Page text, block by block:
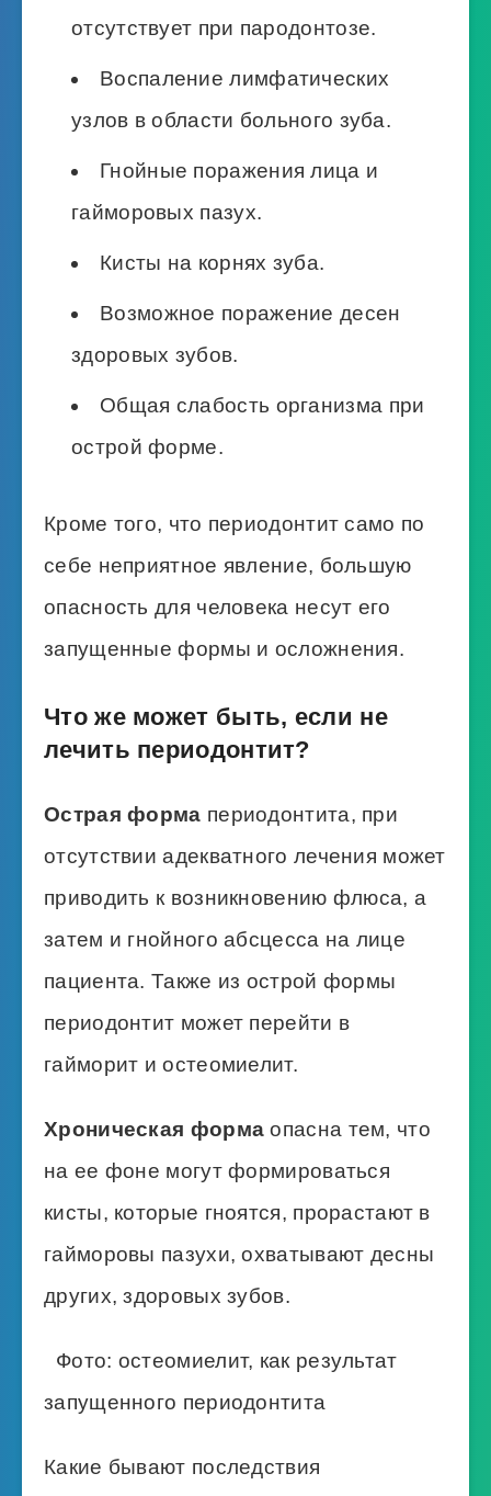
отсутствует при пародонтозе.
Воспаление лимфатических
узлов в области больного зуба.
Гнойные поражения лица и
гайморовых пазух.
Кисты на корнях зуба.
Возможное поражение десен
здоровых зубов.
Общая слабость организма при
острой форме.
Кроме того, что периодонтит само по
себе неприятное явление, большую
опасность для человека несут его
запущенные формы и осложнения.
Что же может быть, если не
лечить периодонтит?
Острая форма периодонтита, при
отсутствии адекватного лечения может
приводить к возникновению флюса, а
затем и гнойного абсцесса на лице
пациента. Также из острой формы
периодонтит может перейти в
гайморит и остеомиелит.
Хроническая форма опасна тем, что
на ее фоне могут формироваться
кисты, которые гноятся, прорастают в
гайморовы пазухи, охватывают десны
других, здоровых зубов.
Фото: остеомиелит, как результат
запущенного периодонтита
Какие бывают последствия